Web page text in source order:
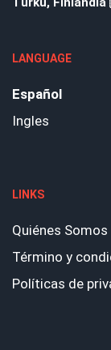
LANGUAGE
Español
Ingles
LINKS
Quiénes Somos
Término y
Políticas de